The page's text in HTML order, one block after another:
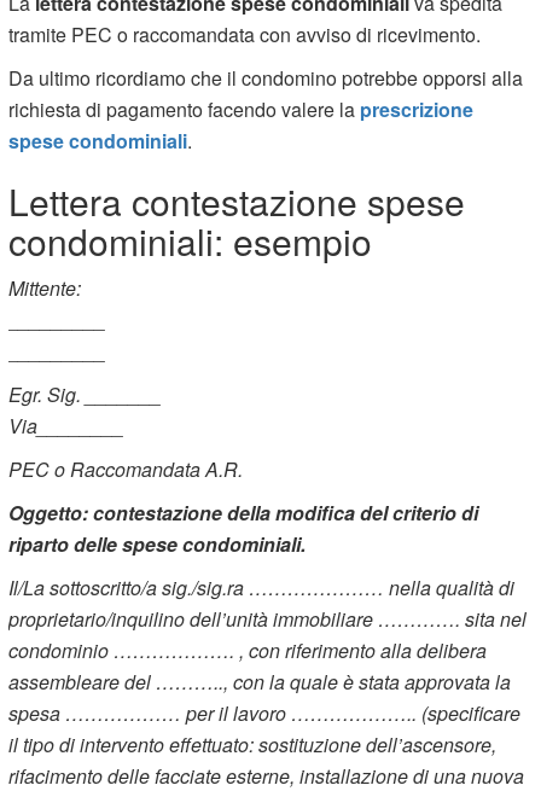
tramite PEC o raccomandata con avviso di ricevimento.
Da ultimo ricordiamo che il condomino potrebbe opporsi alla
richiesta di pagamento facendo valere la prescrizione
spese condominiali.
Lettera contestazione spese
condominiali: esempio
Mittente:
Egr. Sig. _______
Via________
PEC o Raccomandata A.R.
Oggetto: contestazione della modifica del criterio di
riparto delle spese condominiali.
Il/La sottoscritto/a sig./sig.ra ………………… nella qualità di
proprietario/inquilino dell’unità immobiliare …………. sita nel
condominio ………………. , con riferimento alla delibera
assembleare del ……….., con la quale è stata approvata la
spesa ……………… per il lavoro ……………….. (specificare
il tipo di intervento effettuato: sostituzione dell’ascensore,
rifacimento delle facciate esterne, installazione di una nuova